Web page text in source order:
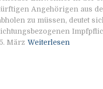
Angehörigen aus
zu müssen, deutet
März Weiterlesen